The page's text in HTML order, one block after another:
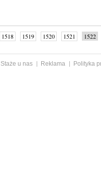
1518 1519 1520 1521
1522
Staże u nas Reklama
Polityka